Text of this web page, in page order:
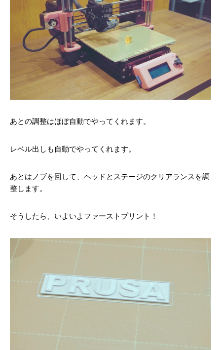
あとの調整はほぼ自動でやってくれます。
レベル出しも自動でやってくれます。
あとはノブを回して、ヘッドとステージのクリアランスを調
整します。
そうしたら、いよいよファーストプリント！